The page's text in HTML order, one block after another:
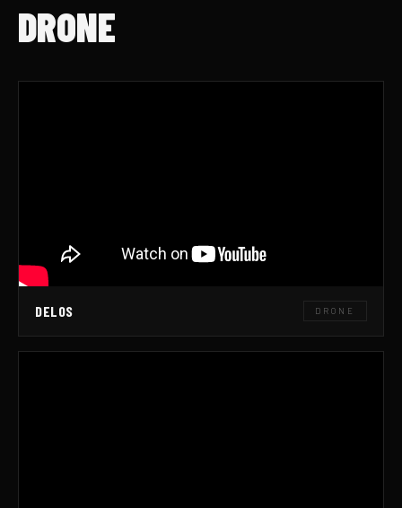
DRONE
DELOS DRONE